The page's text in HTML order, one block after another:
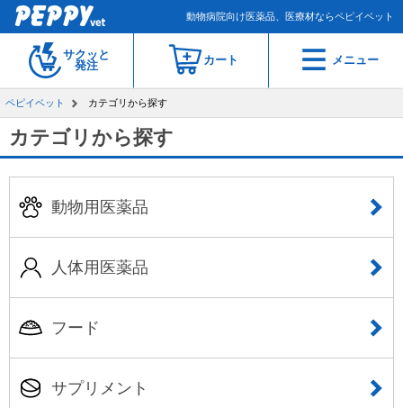
動物病院向け医薬品、医療材ならペピイベット
サクッと
発注
カート メニュー
ペピイベット カテゴリから探す
カテゴリから探す
動物用医薬品
人体用医薬品
フード
サプリメント